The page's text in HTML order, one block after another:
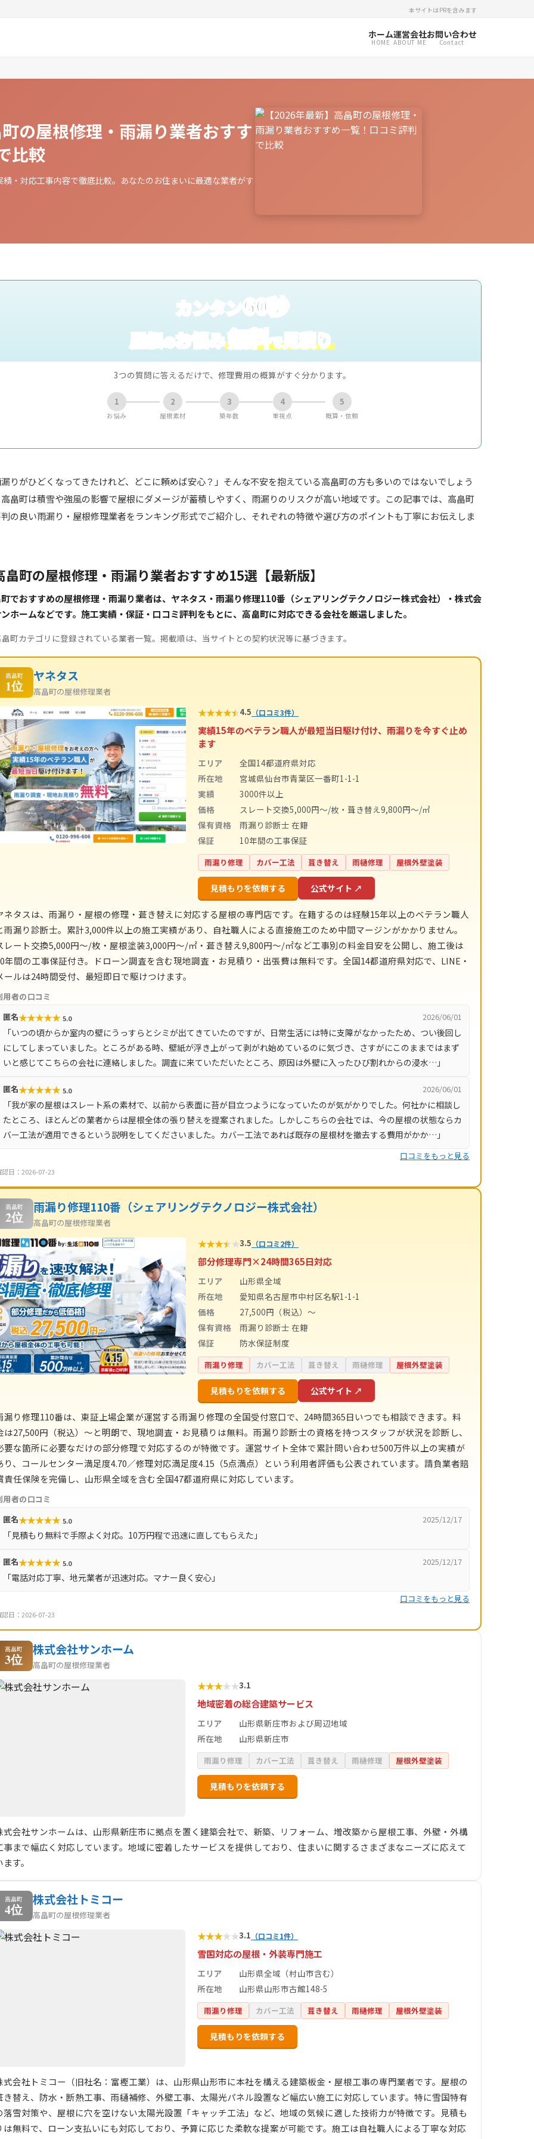
本サイトはPRを含みます
ホーム
HOME
運営会社
ABOUT ME
お問い合わせ
Contact
の屋根修理・雨漏り業者おすす
比較
・対応工事内容で徹底比較。あなたのお住まいに最適な業者がす
カンタン60秒
屋根のお悩み無料で見積り
3つの質問に答えるだけで、修理費用の概算がすぐ分かります。
1
お悩み
2
屋根素材
3
築年数
4
重視点
5
概算・依頼
りがひどくなってきたけれど、どこに頼めば安心？」そんな不安を抱えている高畠町の方も多いのではないでしょう
畠町は積雪や強風の影響で屋根にダメージが蓄積しやすく、雨漏りのリスクが高い地域です。この記事では、高畠町
の良い雨漏り・屋根修理業者をランキング形式でご紹介し、それぞれの特徴や選び方のポイントも丁寧にお伝えしま
畠町の屋根修理・雨漏り業者おすすめ15選【最新版】
でおすすめの屋根修理・雨漏り業者は、ヤネタス・雨漏り修理110番（シェアリングテクノロジー株式会社）・株式会
ホームなどです。施工実績・保証・口コミ評判をもとに、高畠町に対応できる会社を厳選しました。
町カテゴリに登録されている業者一覧。掲載順は、当サイトとの契約状況等に基づきます。
高畠町
1位
ヤネタス
高畠町の屋根修理業者
★★★★★4.5 （口コミ3件）
実績15年のベテラン職人が最短当日駆け付け、雨漏りを今すぐ止め
ます
エリア
全国14都道府県対応
所在地
宮城県仙台市青葉区一番町1-1-1
実績
3000件以上
価格
スレート交換5,000円〜/枚・葺き替え9,800円〜/㎡
保有資格
雨漏り診断士 在籍
保証
10年間の工事保証
雨漏り修理 カバー工法 葺き替え 雨樋修理 屋根外壁塗装
見積もりを依頼する 公式サイト ↗
ネタスは、雨漏り・屋根の修理・葺き替えに対応する屋根の専門店です。在籍するのは経験15年以上のベテラン職人
雨漏り診断士。累計3,000件以上の施工実績があり、自社職人による直接施工のため中間マージンがかかりません。
レート交換5,000円〜/枚・屋根塗装3,000円〜/㎡・葺き替え9,800円〜/㎡など工事別の料金目安を公開し、施工後は
年間の工事保証付き。ドローン調査を含む現地調査・お見積り・出張費は無料です。全国14都道府県対応で、LINE・
ールは24時間受付、最短即日で駆けつけます。
用者の口コミ
匿名★★★★★ 5.0 2026/06/01
「いつの頃からか室内の壁にうっすらとシミが出てきていたのですが、日常生活には特に支障がなかったため、つい後回し
にしてしまっていました。ところがある時、壁紙が浮き上がって剥がれ始めているのに気づき、さすがにこのままではまず
いと感じてこちらの会社に連絡しました。調査に来ていただいたところ、原因は外壁に入ったひび割れからの浸水…」
匿名★★★★★ 5.0 2026/06/01
「我が家の屋根はスレート系の素材で、以前から表面に苔が目立つようになっていたのが気がかりでした。何社かに相談し
たところ、ほとんどの業者からは屋根全体の張り替えを提案されました。しかしこちらの会社では、今の屋根の状態ならカ
バー工法が適用できるという説明をしてくださいました。カバー工法であれば既存の屋根材を撤去する費用がかか…」
口コミをもっと見る
認日：2026-07-23
高畠町
2位
雨漏り修理110番（シェアリングテクノロジー株式会社）
高畠町の屋根修理業者
★★★★★3.5 （口コミ2件）
部分修理専門×24時間365日対応
エリア
山形県全域
所在地
愛知県名古屋市中村区名駅1-1-1
価格
27,500円（税込）〜
保有資格
雨漏り診断士 在籍
保証
防水保証制度
雨漏り修理 カバー工法 葺き替え 雨樋修理 屋根外壁塗装
見積もりを依頼する 公式サイト ↗
漏り修理110番は、東証上場企業が運営する雨漏り修理の全国受付窓口で、24時間365日いつでも相談できます。料
は27,500円（税込）〜と明朗で、現地調査・お見積りは無料。雨漏り診断士の資格を持つスタッフが状況を診断し、
要な箇所に必要なだけの部分修理で対応するのが特徴です。運営サイト全体で累計問い合わせ500万件以上の実績が
り、コールセンター満足度4.70／修理対応満足度4.15（5点満点）という利用者評価も公表されています。請負業者賠
責任保険を完備し、山形県全域を含む全国47都道府県に対応しています。
用者の口コミ
匿名★★★★★ 5.0 2025/12/17
「見積もり無料で手際よく対応。10万円程で迅速に直してもらえた」
匿名★★★★★ 5.0 2025/12/17
「電話対応丁寧、地元業者が迅速対応。マナー良く安心」
口コミをもっと見る
認日：2026-07-23
高畠町
3位
株式会社サンホーム
高畠町の屋根修理業者
★★★★★3.1
地域密着の総合建築サービス
エリア
山形県新庄市および周辺地域
所在地
山形県新庄市
雨漏り修理 カバー工法 葺き替え 雨樋修理 屋根外壁塗装
見積もりを依頼する
式会社サンホームは、山形県新庄市に拠点を置く建築会社で、新築、リフォーム、増改築から屋根工事、外壁・外構
事まで幅広く対応しています。地域に密着したサービスを提供しており、住まいに関するさまざまなニーズに応えて
す。
高畠町
4位
株式会社トミコー
高畠町の屋根修理業者
★★★★★3.1 （口コミ1件）
雪国対応の屋根・外装専門施工
エリア
山形県全域（村山市含む）
所在地
山形県山形市古館148-5
雨漏り修理 カバー工法 葺き替え 雨樋修理 屋根外壁塗装
見積もりを依頼する
式会社トミコー（旧社名：富樫工業）は、山形県山形市に本社を構える建築板金・屋根工事の専門業者です。屋根の
き替え、防水・断熱工事、雨樋補修、外壁工事、太陽光パネル設置など幅広い施工に対応しています。特に雪国特有
落雪対策や、屋根に穴を空けない太陽光設置「キャッチ工法」など、地域の気候に適した技術力が特徴です。見積も
は無料で、ローン支払いにも対応しており、予算に応じた柔軟な提案が可能です。施工は自社職人による丁寧な対応